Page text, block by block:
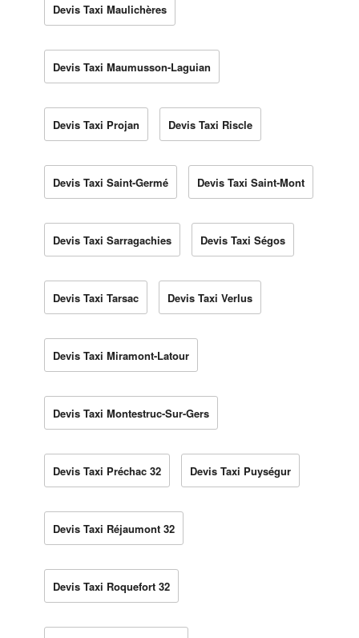
Devis Taxi Maulichères
Devis Taxi Maumusson-Laguian
Devis Taxi Projan Devis Taxi Riscle
Devis Taxi Saint-Germé Devis Taxi Saint-Mont
Devis Taxi Sarragachies Devis Taxi Ségos
Devis Taxi Tarsac Devis Taxi Verlus
Devis Taxi Miramont-Latour
Devis Taxi Montestruc-Sur-Gers
Devis Taxi Préchac 32 Devis Taxi Puységur
Devis Taxi Réjaumont 32
Devis Taxi Roquefort 32